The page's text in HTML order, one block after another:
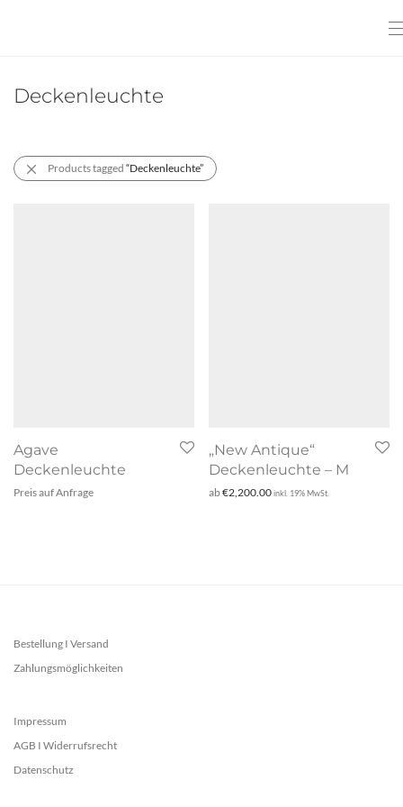
Deckenleuchte
Products tagged “Deckenleuchte”
Agave
Deckenleuchte
Preis auf Anfrage
„New Antique“
Deckenleuchte – M
ab€2,200.00inkl. 19% MwSt.
Bestellung I Versand
Zahlungsmöglichkeiten
Impressum
AGB I Widerrufsrecht
Datenschutz